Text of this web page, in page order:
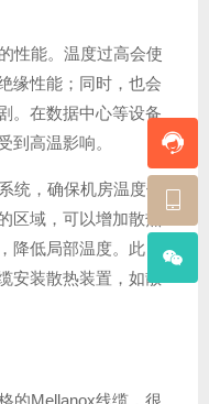
性能。温度过高会使
缘性能；同时，也会
。在数据中心等设备
到高温影响。
统，确保机房温度保
区域，可以增加散热
降低局部温度。此
安装散热装置，如散
的Mellanox线缆，很